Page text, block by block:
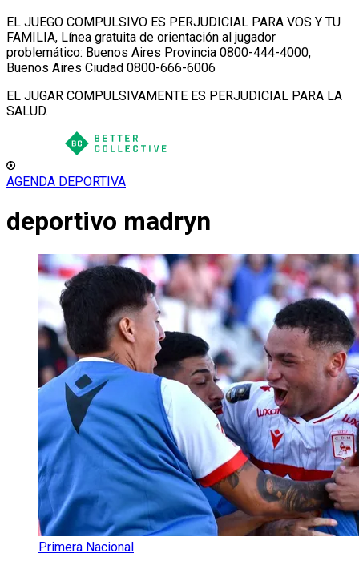
EL JUEGO COMPULSIVO ES PERJUDICIAL PARA VOS Y TU
FAMILIA, Línea gratuita de orientación al jugador
problemático: Buenos Aires Provincia 0800-444-4000,
Buenos Aires Ciudad 0800-666-6006
EL JUGAR COMPULSIVAMENTE ES PERJUDICIAL PARA LA
SALUD.
AGENDA DEPORTIVA
deportivo madryn
Primera Nacional